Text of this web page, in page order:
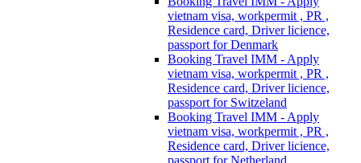
vietnam visa, workpermit , PR ,
Residence card, Driver licience,
passport for Denmark
Booking Travel IMM - Apply
vietnam visa, workpermit , PR ,
Residence card, Driver licience,
passport for Switzeland
Booking Travel IMM - Apply
vietnam visa, workpermit , PR ,
Residence card, Driver licience,
passport for Netherland